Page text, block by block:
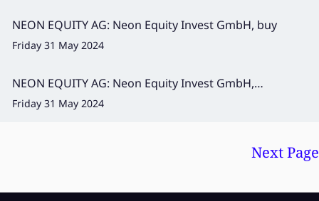
NEON EQUITY AG: Neon Equity Invest GmbH, buy
Friday 31 May 2024
NEON EQUITY AG: Neon Equity Invest GmbH,
Kauf
Friday 31 May 2024
Next Page